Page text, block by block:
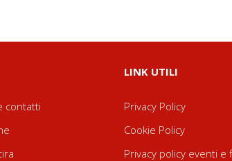
contatti
LINK UTILI
Privacy Policy
Cookie Policy
Privacy policy eventi e